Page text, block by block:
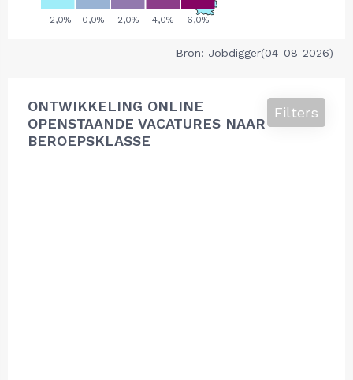
Bron: Jobdigger(04-08-2026)
ONTWIKKELING ONLINE
OPENSTAANDE VACATURES NAAR
BEROEPSKLASSE
Filters